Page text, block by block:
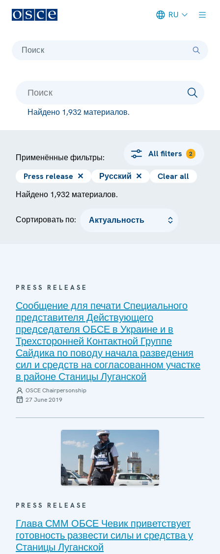
RU
Поиск
Найдено 1,932 материалов.
Применённые фильтры: All filters 2
Press release ✕ Русский ✕
Clear all
Найдено 1,932 материалов.
Сортировать по:
PRESS RELEASE
Сообщение для печати Специального
представителя Действующего
председателя ОБСЕ в Украине и в
Трехсторонней Контактной Группе
Сайдика по поводу начала разведения
сил и средств на согласованном участке
в районе Станицы Луганской
OSCE Chairpersonship
27 June 2019
PRESS RELEASE
Глава СММ ОБСЕ Чевик приветствует
готовность развести силы и средства у
Станицы Луганской